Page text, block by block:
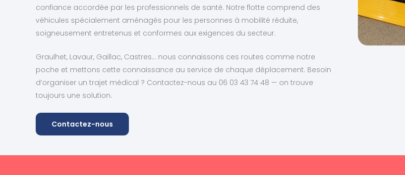
confiance accordée par les professionnels de santé. Notre flotte comprend des
véhicules spécialement aménagés pour les personnes à mobilité réduite,
soigneusement entretenus et conformes aux exigences du secteur.
Graulhet, Lavaur, Gaillac, Castres… nous connaissons ces routes comme notre
poche et mettons cette connaissance au service de chaque déplacement. Besoin
d’organiser un trajet médical ? Contactez-nous au 06 03 43 74 48 — on trouve
toujours une solution.
Contactez-nous